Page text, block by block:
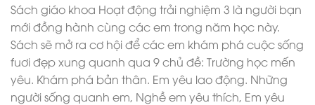
Sách giáo khoa Hoạt động trải nghiệm 3 là người bạn
mới đồng hành cùng các em trong năm học này.
Sách sẽ mở ra cơ hội để các em khám phá cuộc sống
fuơi đẹp xung quanh qua 9 chủ đề: Trường học mến
yêu. Khám phá bản thân. Em yêu lao động. Những
người sống quanh em, Nghề em yêu thích, Em yêu